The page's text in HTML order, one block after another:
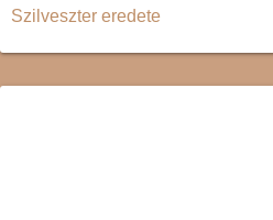
Szilveszter eredete